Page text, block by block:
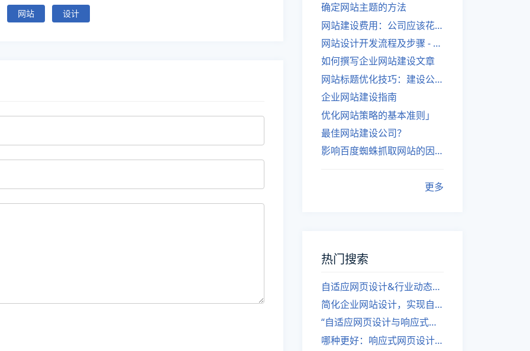
网站 设计
确定网站主题的方法
网站建设费用：公司应该花费多少？
网站设计开发流程及步骤 - 优化后的标题
如何撰写企业网站建设文章
网站标题优化技巧：建设公司的专业指导
企业网站建设指南
优化网站策略的基本准则」
最佳网站建设公司？
影响百度蜘蛛抓取网站的因素有哪些？
更多
热门搜索
自适应网页设计&行业动态，关注建站。
简化企业网站设计，实现自适应设计的方法
“自适应网页设计与响应式网站建设的异同”
哪种更好：响应式网页设计还是自适应网站？